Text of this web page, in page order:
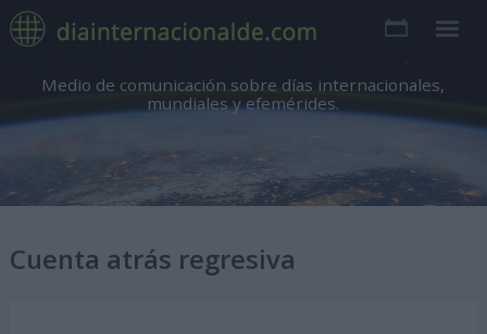
Medio de comunicación sobre días internacionales,
mundiales y efemérides.
Cuenta atrás regresiva